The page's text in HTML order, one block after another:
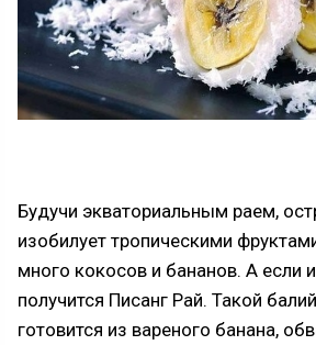
Будучи экваториальным раем,
изобилует тропическими
много кокосов и бананов. А если
получится Писанг Рай. Такой
готовится из вареного банана,